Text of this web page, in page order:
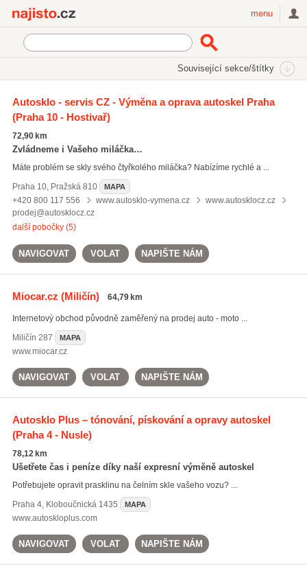
menu
Související sekce/štítky
3D fólie na auta (13)
výměny autoskel
tónování autoskel (181)
Všechny související štítky
Autosklo - servis CZ - Výměna a oprava autoskel Praha
(Praha 10 - Hostivař)
72,90 km
Zvládneme i Vašeho miláčka…
Máte problém se skly svého čtyřkolého miláčka? Nabízíme rychlé a ...
Praha 10, Pražská 810 MAPA
+420 800 117 556 www.autosklo-vymena.cz
www.autosklocz.cz
prodej@autosklocz.cz
další pobočky (5)
NAVIGOVAT VOLAT NAPIŠTE NÁM
Miocar.cz (Miličín) 64,79 km
Internetový obchod původně zaměřený na prodej auto - moto ...
Miličín 287 MAPA
www.miocar.cz
NAVIGOVAT VOLAT NAPIŠTE NÁM
Autosklo Plus – tónování, pískování a opravy autoskel
(Praha 4 - Nusle)
78,12 km
Ušetřete čas i peníze díky naší expresní výměně autoskel
Potřebujete opravit prasklinu na čelním skle vašeho vozu? ...
Praha 4, Kloboučnická 1435 MAPA
www.autoskloplus.com
NAVIGOVAT VOLAT NAPIŠTE NÁM